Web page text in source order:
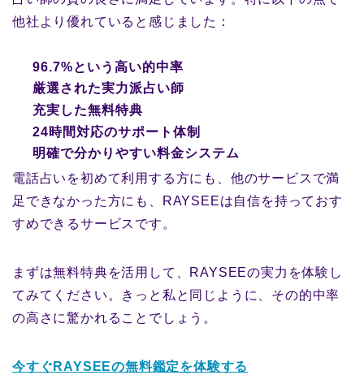
他社より優れていると感じました：
96.7%という高い的中率
厳選された実力派占い師
充実した無料特典
24時間対応のサポート体制
明確で分かりやすい料金システム
電話占いを初めて利用する方にも、他のサービスで満
足できなかった方にも、RAYSEEは自信を持っておす
すめできるサービスです。
まずは無料特典を活用して、RAYSEEの実力を体験し
てみてください。きっと私と同じように、その的中率
の高さに驚かれることでしょう。
今すぐRAYSEEの無料鑑定を体験する